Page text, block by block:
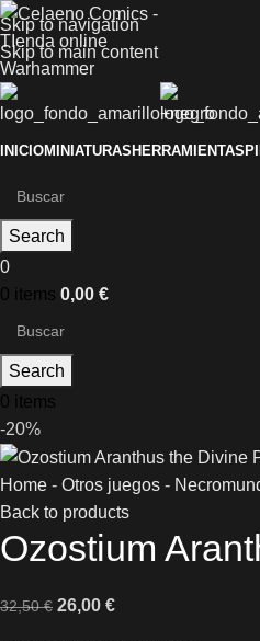
Skip to navigation
Skip to main content
INICIOMINIATURASHERRAMIENTAS
Search
0
0 items 0,00 €
Search
0 items
-20%
Home - Otros juegos -
Back to products
Ozostium
32,50€ 26,00 €